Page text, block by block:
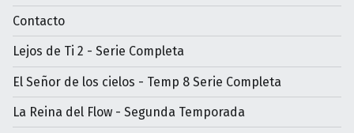
Contacto
Lejos de Ti 2 - Serie Completa
El Señor de los cielos - Temp 8 Serie Completa
La Reina del Flow - Segunda Temporada